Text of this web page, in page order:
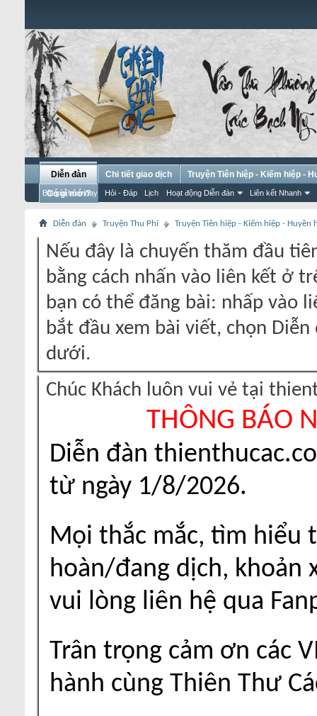
Diễn đàn
Bài gửi hôm nay Hỏi - Đáp Lịch Hoạt động Diễn đàn Liên kết Nhanh
Chi tiết giao dịch
Truyện Tiên hiệp - Kiếm hiệp -
Có gì mới?
Diễn đàn Truyện Thu Phí Truyện Tiên hiệp - Kiếm hiệp - Huyền
Nếu đây là chuyến thăm đầu
bằng cách nhấn vào liên kết ở
bạn có thể đăng bài: nhấp vào
bắt đầu xem bài viết, chọn
dưới.
Chúc Khách luôn vui vẻ tại
THÔNG BÁO
Diễn đàn
từ ngày 1/8/2026.
Mọi thắc mắc, tìm hiểu
hoàn/đang dịch, khoản
vui lòng liên hệ qua
Trân trọng cảm ơn các
hành cùng Thiên Thư